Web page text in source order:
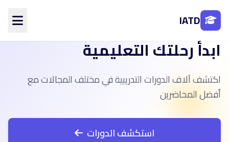
IATD
الرئيسية
الأقسام
المحاضرين
الفروع
تواصل معنا
ابدأ رحلتك التعليمية
اكتشف آلاف الدورات التدريبية في مختلف المجالات مع
أفضل المحاضرين
استكشف الدورات